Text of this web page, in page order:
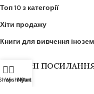
Топ 10 з категорії
Хіти продажу
Книги для вивчення
КОРИСНІ
WishlistCart
My account